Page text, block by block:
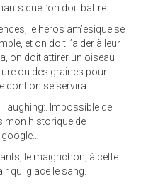
que l’on doit battre.
le heros am’esique se
et on doit l’aider à leur
on doit attirer un oiseau
ou des graines pour
dont on se servira.
:laughing:. Impossible de
mon historique de
le maigrichon, à cette
qui glace le sang.